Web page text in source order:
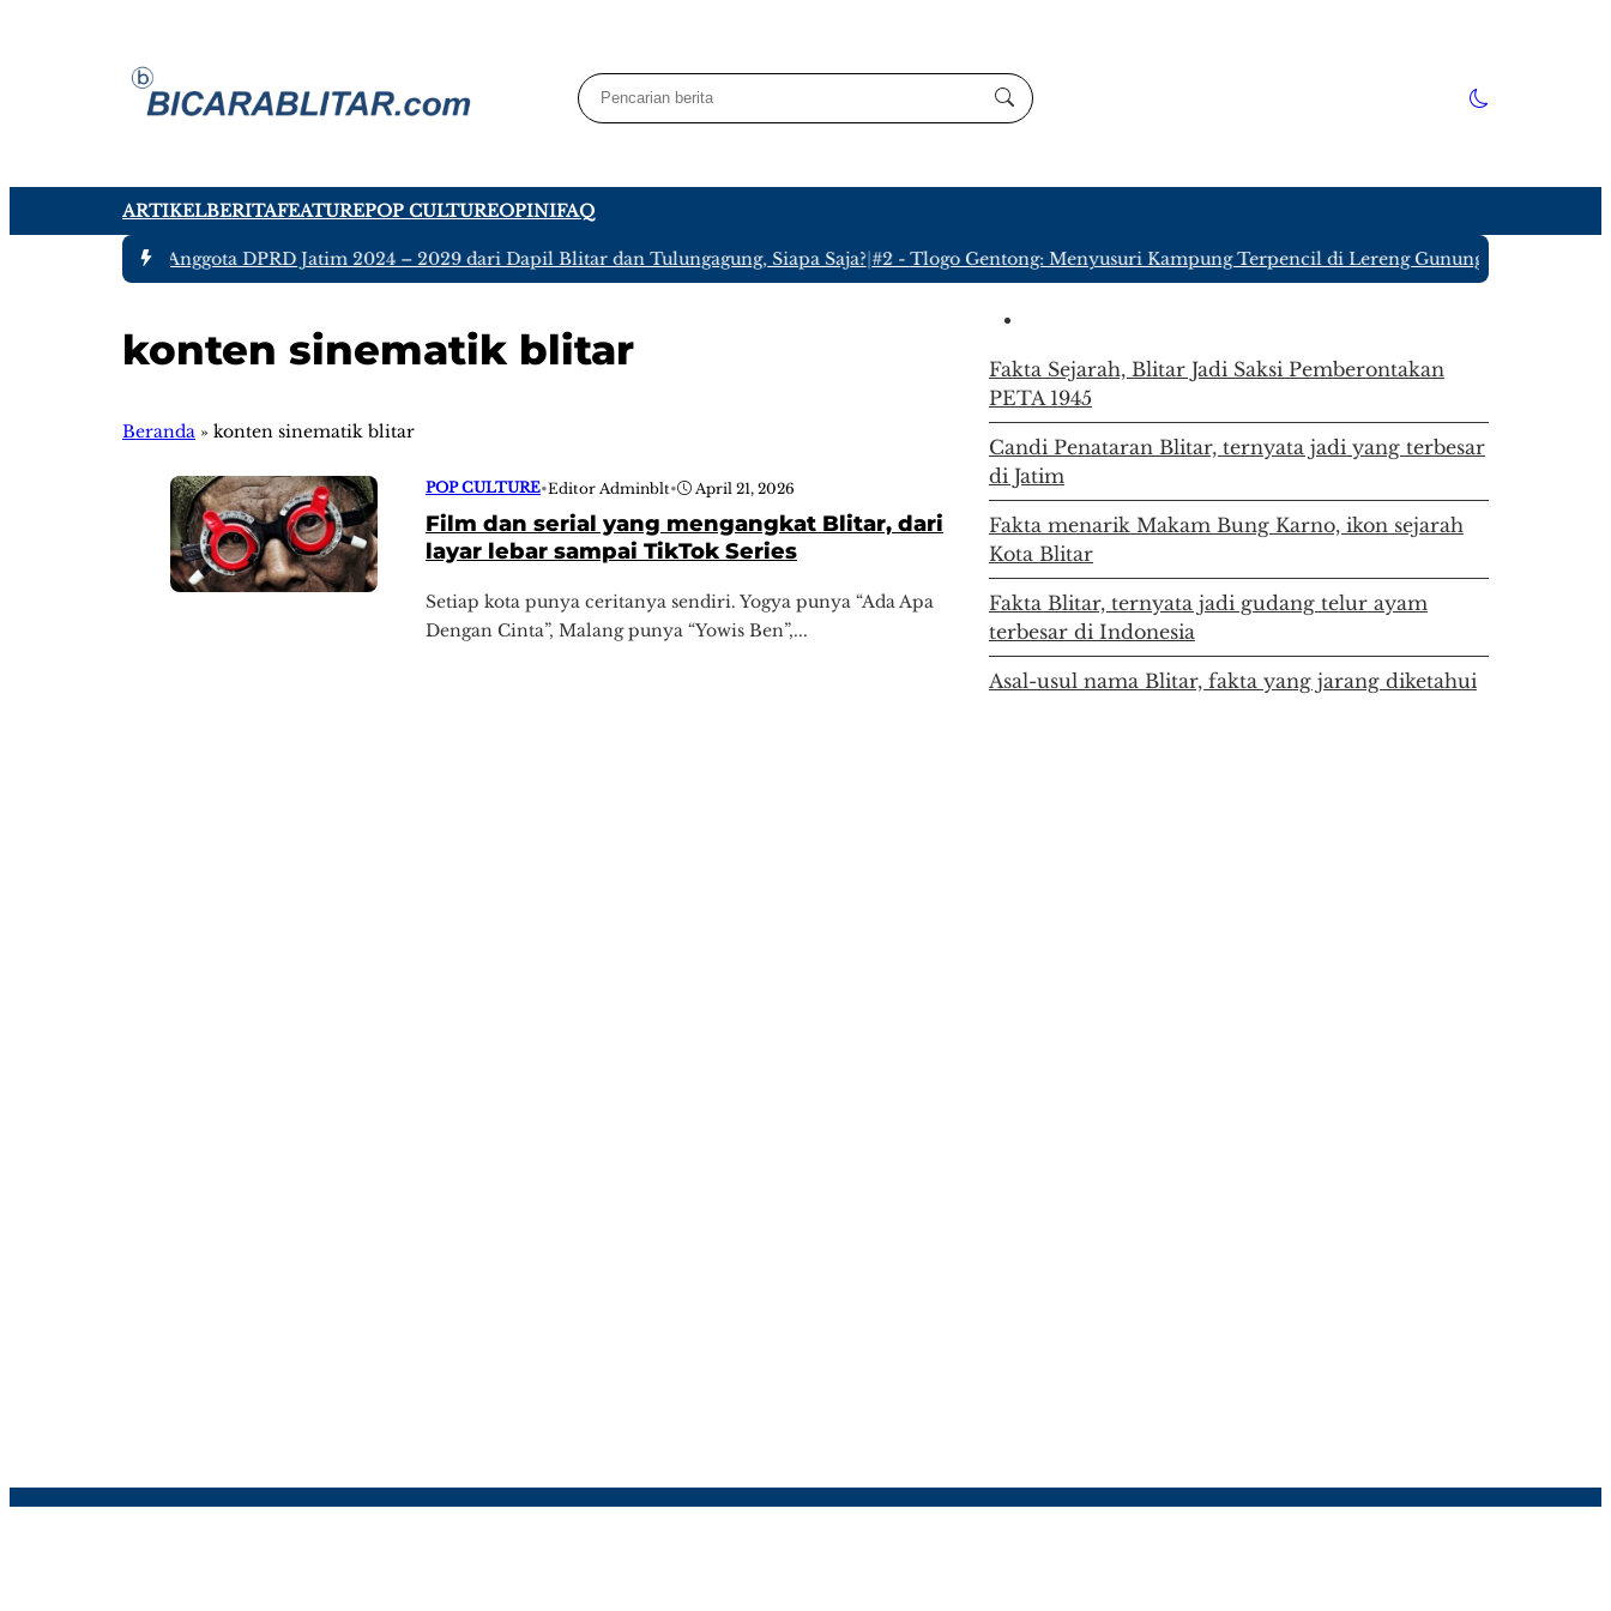
ARTIKELBERITAFEATUREPOP CULTUREOPINIFAQ
Ada tujuh Anggota DPRD Jatim 2024 – 2029 dari Dapil Blitar dan Tulungagung, Siapa Saja?|#2 - Tlogo Gentong: Menyusuri Kampung Terpencil di Lereng Gunung Kawi Blitar
konten sinematik blitar
Beranda » konten sinematik blitar
POP CULTURE•Editor Adminblt• April 21, 2026
Film dan serial yang mengangkat Blitar, dari
layar lebar sampai TikTok Series
Setiap kota punya ceritanya sendiri. Yogya punya “Ada Apa
Dengan Cinta”, Malang punya “Yowis Ben”,...
Fakta Sejarah, Blitar Jadi Saksi Pemberontakan
PETA 1945
Candi Penataran Blitar, ternyata jadi yang terbesar
di Jatim
Fakta menarik Makam Bung Karno, ikon sejarah
Kota Blitar
Fakta Blitar, ternyata jadi gudang telur ayam
terbesar di Indonesia
Asal-usul nama Blitar, fakta yang jarang diketahui